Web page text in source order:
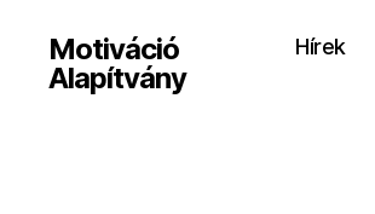
Motiváció
Alapítvány
Hírek